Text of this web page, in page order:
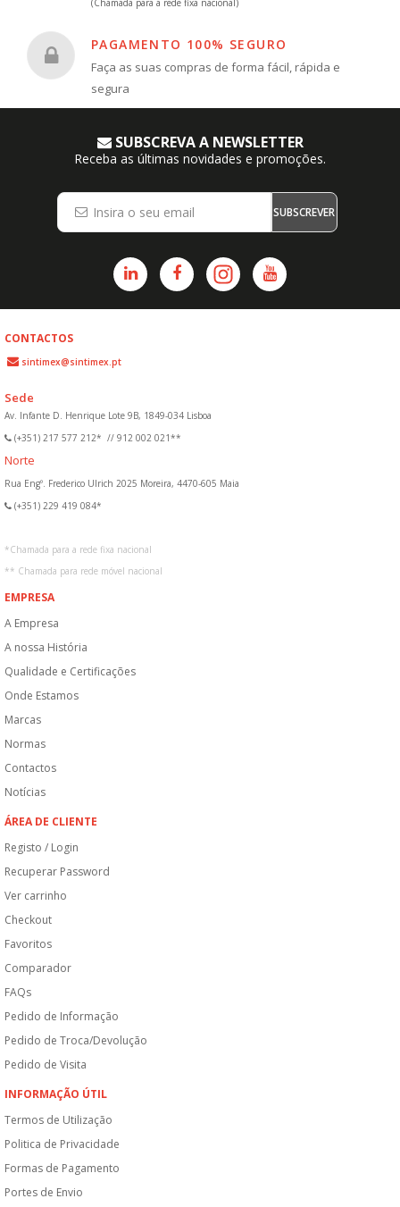
PAGAMENTO 100% SEGURO
Faça as suas compras de forma fácil, rápida e
segura
SUBSCREVA A NEWSLETTER
Receba as últimas novidades e promoções.
SUBSCREVER
CONTACTOS
sintimex@sintimex.pt
Sede
Av. Infante D. Henrique Lote 9B, 1849-034 Lisboa
(+351) 217 577 212* // 912 002 021**
Norte
Rua Engº. Frederico Ulrich 2025 Moreira, 4470-605 Maia
(+351) 229 419 084*
*Chamada para a rede fixa nacional
** Chamada para rede móvel nacional
EMPRESA
A Empresa
A nossa História
Qualidade e Certificações
Onde Estamos
Marcas
Normas
Contactos
Notícias
ÁREA DE CLIENTE
Registo / Login
Recuperar Password
Ver carrinho
Checkout
Favoritos
Comparador
FAQs
Pedido de Informação
Pedido de Troca/Devolução
Pedido de Visita
INFORMAÇÃO ÚTIL
Termos de Utilização
Politica de Privacidade
Formas de Pagamento
Portes de Envio